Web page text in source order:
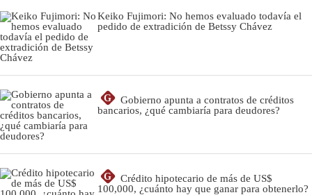
Keiko Fujimori: No hemos evaluado todavía el
pedido de extradición de Betssy Chávez
G
Gobierno apunta a contratos de créditos
bancarios, ¿qué cambiaría para deudores?
G
Crédito hipotecario de más de US$
100,000, ¿cuánto hay que ganar para obtenerlo?